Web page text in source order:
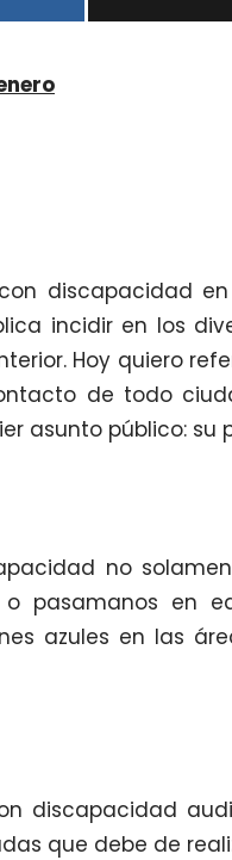
discapacidad
incidir en los
Hoy quiero
de todo
asunto público: su
no
pasamanos en
azules en las
discapacidad
que debe de